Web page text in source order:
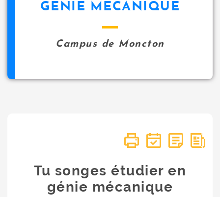
GÉNIE MÉCANIQUE
Campus de Moncton
Tu songes étudier en
génie mécanique